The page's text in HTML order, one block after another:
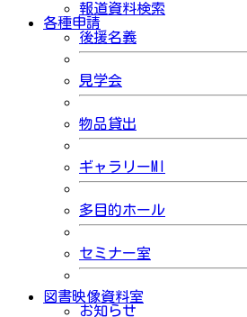
報道資料検索
各種申請
後援名義
見学会
物品貸出
ギャラリーMI
多目的ホール
セミナー室
図書映像資料室
お知らせ